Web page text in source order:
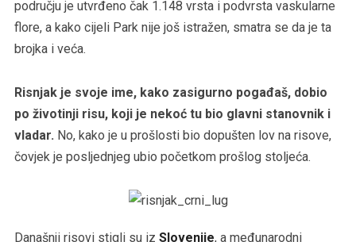
području je utvrđeno čak 1.148 vrsta i podvrsta vaskularne
flore, a kako cijeli Park nije još istražen, smatra se da je ta
brojka i veća.
Risnjak je svoje ime, kako zasigurno pogađaš, dobio
po životinji risu, koji je nekoć tu bio glavni stanovnik i
vladar. No, kako je u prošlosti bio dopušten lov na risove,
čovjek je posljednjeg ubio početkom prošlog stoljeća.
Današnji risovi stigli su iz Slovenije, a međunarodni